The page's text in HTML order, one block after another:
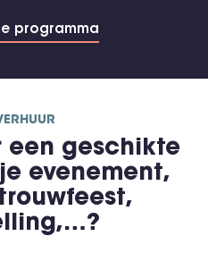
programma
een geschikte
evenement,